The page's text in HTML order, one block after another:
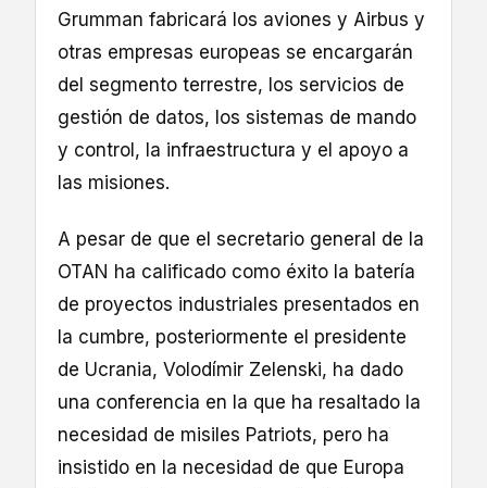
Grumman fabricará los aviones y Airbus y
otras empresas europeas se encargarán
del segmento terrestre, los servicios de
gestión de datos, los sistemas de mando
y control, la infraestructura y el apoyo a
las misiones.
A pesar de que el secretario general de la
OTAN ha calificado como éxito la batería
de proyectos industriales presentados en
la cumbre, posteriormente el presidente
de Ucrania, Volodímir Zelenski, ha dado
una conferencia en la que ha resaltado la
necesidad de misiles Patriots, pero ha
insistido en la necesidad de que Europa